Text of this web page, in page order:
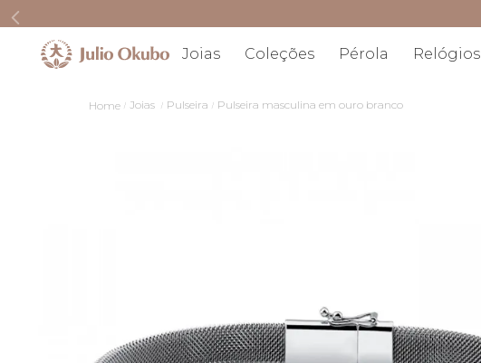
Joias Coleções Pérola Relógios
Joias Pulseira Pulseira masculina em ouro branco